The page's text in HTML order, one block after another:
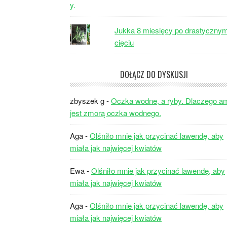
Jukka 8 miesięcy po
cięciu
DOŁĄCZ DO DYSKUSJI
zbyszek g-Oczka wodne, a ryby. Dlaczego
jest zmorą oczka wodnego.
Aga-Olśniło mnie jak przycinać lawendę, aby
miała jak najwięcej kwiatów
Ewa-Olśniło mnie jak przycinać lawendę, aby
miała jak najwięcej kwiatów
Aga-Olśniło mnie jak przycinać lawendę, aby
miała jak najwięcej kwiatów